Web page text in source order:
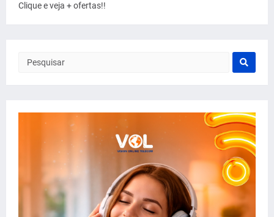
Clique e veja + ofertas!!